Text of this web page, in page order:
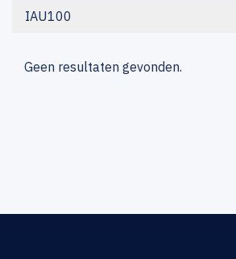
IAU100
Geen resultaten gevonden.